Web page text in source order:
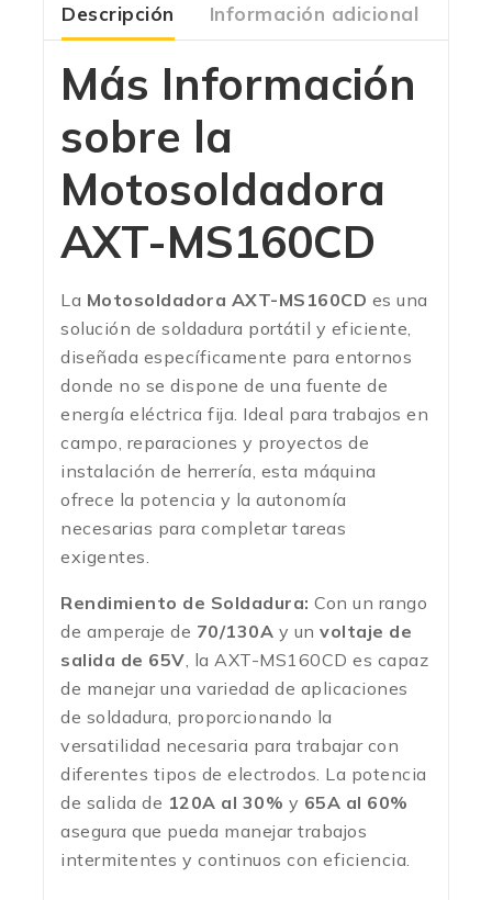
Descripción Información adicional
Más Información
sobre la
Motosoldadora
AXT-MS160CD
La Motosoldadora AXT-MS160CD es una
solución de soldadura portátil y eficiente,
diseñada específicamente para entornos
donde no se dispone de una fuente de
energía eléctrica fija. Ideal para trabajos en
campo, reparaciones y proyectos de
instalación de herrería, esta máquina
ofrece la potencia y la autonomía
necesarias para completar tareas
exigentes.
Rendimiento de Soldadura: Con un rango
de amperaje de 70/130A y un voltaje de
salida de 65V, la AXT-MS160CD es capaz
de manejar una variedad de aplicaciones
de soldadura, proporcionando la
versatilidad necesaria para trabajar con
diferentes tipos de electrodos. La potencia
de salida de 120A al 30% y 65A al 60%
asegura que pueda manejar trabajos
intermitentes y continuos con eficiencia.